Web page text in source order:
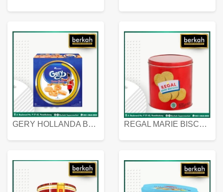
GERY HOLLANDA BUTTER COOKIES 450 GRAM REGAL MARIE BISCUIT KALENG 550 GRAM